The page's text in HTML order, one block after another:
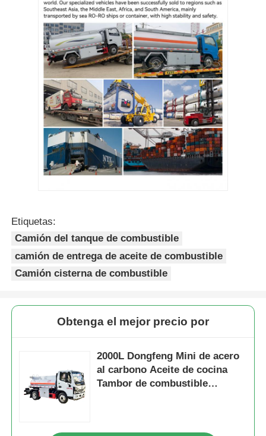
Etiquetas:
Camión del tanque de combustible
camión de entrega de aceite de combustible
Camión cisterna de combustible
Obtenga el mejor precio por
2000L Dongfeng Mini de acero
al carbono Aceite de cocina
Tambor de combustible